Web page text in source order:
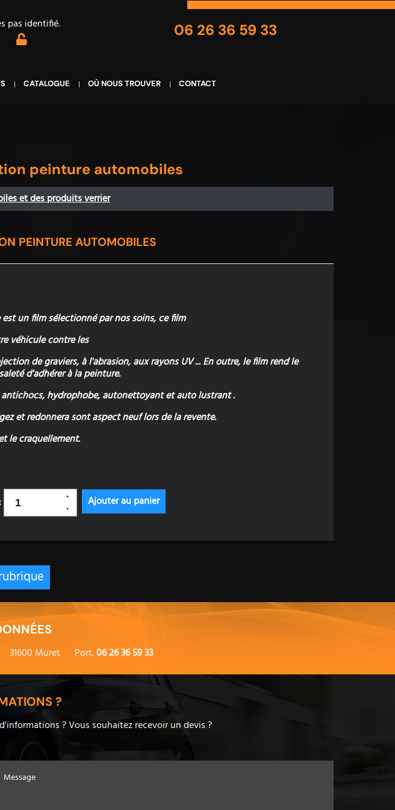
pas identifié. 06 26 36 59 33
CATALOGUE OÙ NOUS TROUVER CONTACT
peinture automobiles
et des produits verrier
PEINTURE AUTOMOBILES
un film sélectionné par nos soins, ce film
véhicule contre les
de graviers, à l'abrasion, aux rayons UV ... En outre, le film rend le
d'adhérer à la peinture.
antichocs, hydrophobe, autonettoyant et auto lustrant .
et redonnera sont aspect neuf lors de la revente.
le craquellement.
31600 Muret Port.06 26 36 59 33
?
? Vous souhaitez recevoir un devis ?
Message